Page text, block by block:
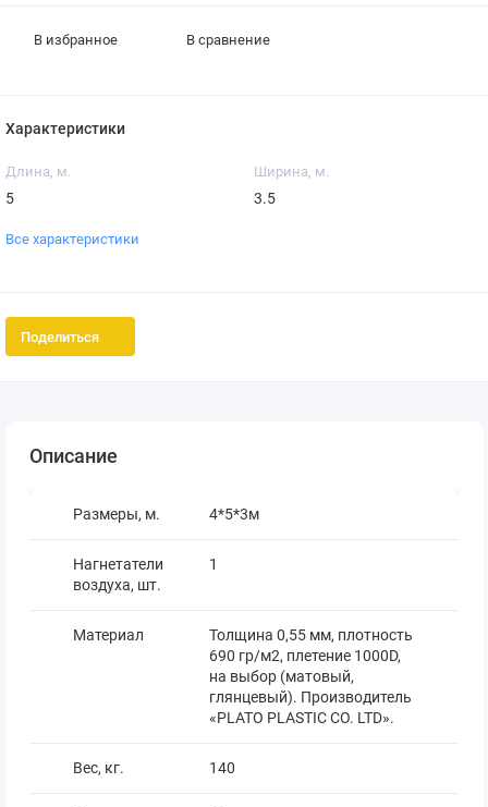
В избранное В сравнение
Характеристики
Длина, м.
5
Ширина, м.
3.5
Все характеристики
Поделиться
Описание
Размеры, м. 4*5*3м
Нагнетатели
воздуха, шт.
1
Материал
Толщина 0,55 мм, плотность
690 гр/м2, плетение 1000D,
на выбор (матовый,
глянцевый). Производитель
«PLATO PLASTIC CO. LTD».
Вес, кг. 140